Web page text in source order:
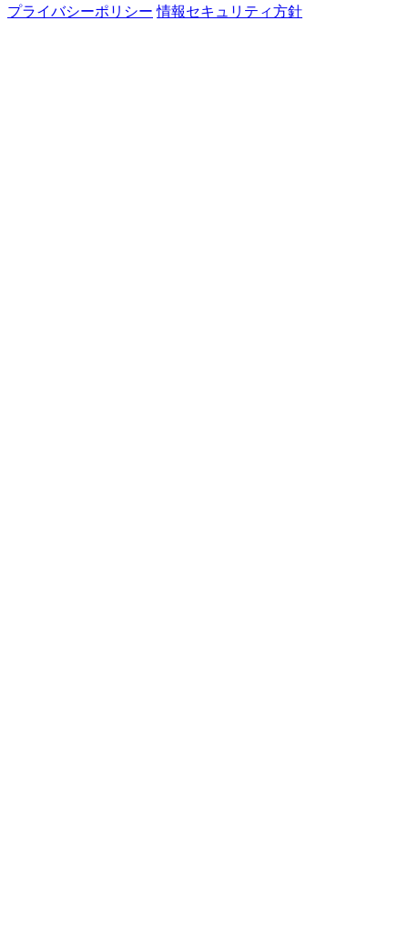
プライバシーポリシー 情報セキュリティ方針